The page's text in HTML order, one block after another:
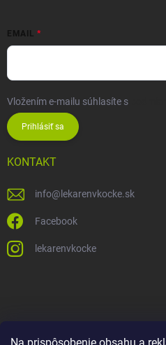
EMAIL
Vložením e-mailu súhlasíte s
Prihlásiť sa
KONTAKT
info@ lekarenvkocke.sk
Facebook
lekarenvkocke